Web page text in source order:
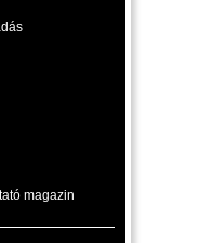
magazin